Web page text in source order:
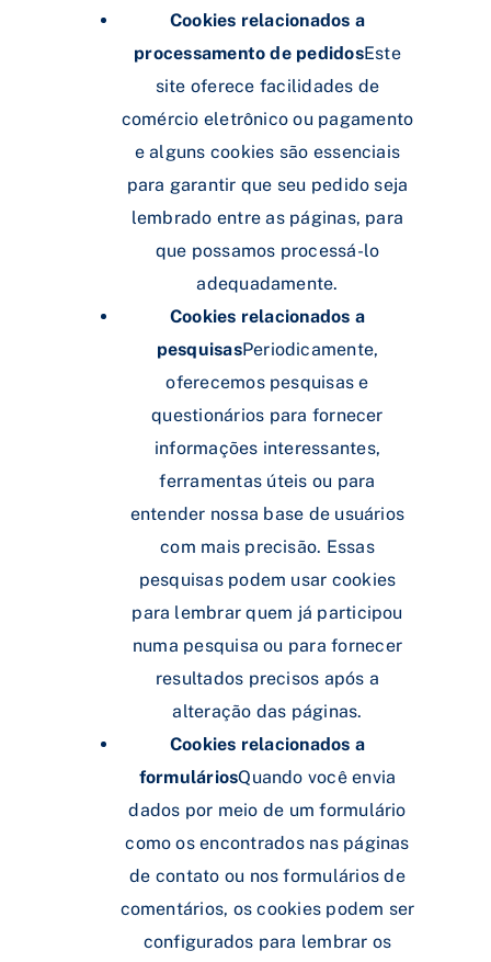
Cookies relacionados a
processamento de pedidosEste
site oferece facilidades de
comércio eletrônico ou pagamento
e alguns cookies são essenciais
para garantir que seu pedido seja
lembrado entre as páginas, para
que possamos processá-lo
adequadamente.
Cookies relacionados a
pesquisasPeriodicamente,
oferecemos pesquisas e
questionários para fornecer
informações interessantes,
ferramentas úteis ou para
entender nossa base de usuários
com mais precisão. Essas
pesquisas podem usar cookies
para lembrar quem já participou
numa pesquisa ou para fornecer
resultados precisos após a
alteração das páginas.
Cookies relacionados a
formuláriosQuando você envia
dados por meio de um formulário
como os encontrados nas páginas
de contato ou nos formulários de
comentários, os cookies podem ser
configurados para lembrar os